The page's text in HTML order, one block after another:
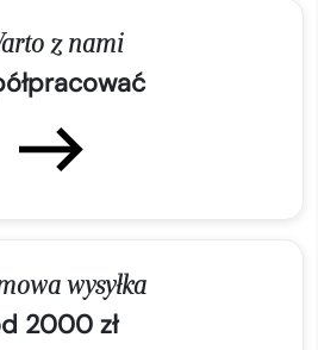
z nami
wysyłka
2000 zł